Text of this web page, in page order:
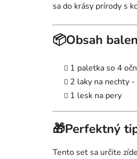
sa do krásy prírody s
📦Obsah
1 paletka so 4
2 laky na nechty
1 lesk na pery
🎁Perfektný
Tento set sa určite